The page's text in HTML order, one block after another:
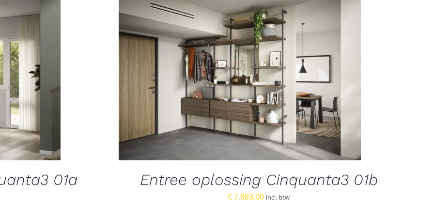
01a Entree oplossing Cinquanta3 01b
€7.883,00 incl. btw